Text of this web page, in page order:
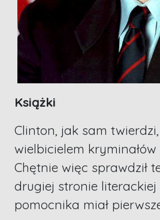
Książki
Clinton, jak sam
wielbicielem
Chętnie więc sprawdził
drugiej stronie
pomocnika miał